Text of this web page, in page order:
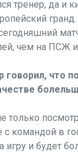
тренер, да и
гранд.
чем на ПСЖ и
говорил, что
только
с командой в
игру и будет